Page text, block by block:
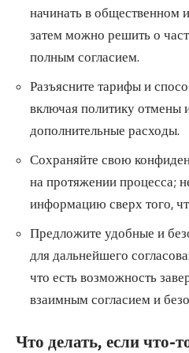
начинать в общественном
затем можно решить о
полным согласием.
Разъясните тарифы и
включая политику отмены
дополнительные расходы.
Сохраняйте свою
на протяжении процесса;
информацию сверх того,
Предложите удобные и
для дальнейшего
что есть возможность
взаимным согласием и
Что делать, если что-